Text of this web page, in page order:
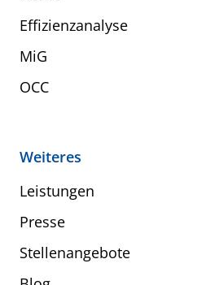
Effizienzanalyse
MiG
OCC
Weiteres
Leistungen
Presse
Stellenangebote